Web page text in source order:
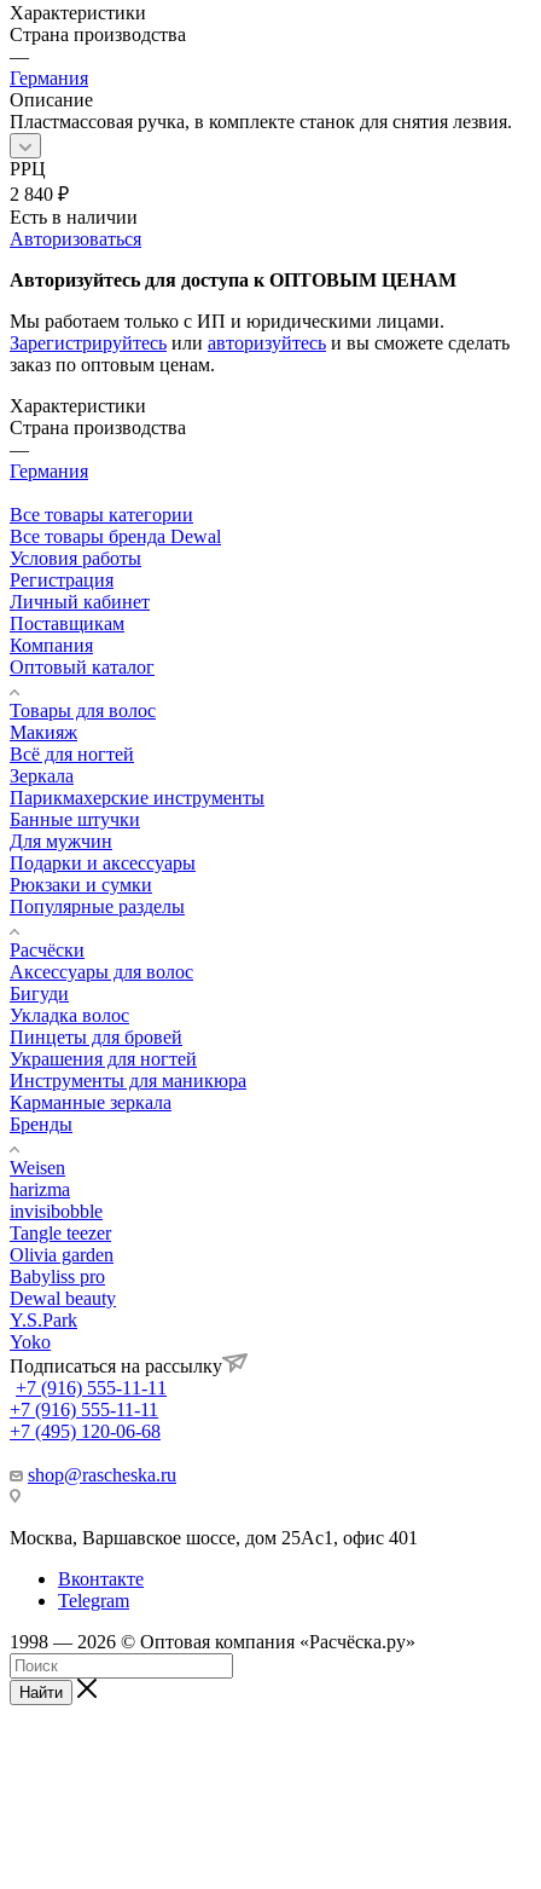
Характеристики
Страна производства
—
Германия
Описание
Пластмассовая ручка, в комплекте станок для снятия лезвия.
РРЦ
2 840 ₽
Есть в наличии
Авторизоваться
Авторизуйтесь для доступа к ОПТОВЫМ ЦЕНАМ
Мы работаем только с ИП и юридическими лицами.
Зарегистрируйтесь или авторизуйтесь и вы сможете сделать
заказ по оптовым ценам.
Характеристики
Страна производства
—
Германия
Все товары категории
Все товары бренда Dewal
Условия работы
Регистрация
Личный кабинет
Поставщикам
Компания
Оптовый каталог
Товары для волос
Макияж
Всё для ногтей
Зеркала
Парикмахерские инструменты
Банные штучки
Для мужчин
Подарки и аксессуары
Рюкзаки и сумки
Популярные разделы
Расчёски
Аксессуары для волос
Бигуди
Укладка волос
Пинцеты для бровей
Украшения для ногтей
Инструменты для маникюра
Карманные зеркала
Бренды
Weisen
harizma
invisibobble
Tangle teezer
Olivia garden
Babyliss pro
Dewal beauty
Y.S.Park
Yoko
Подписаться на рассылку
+7 (916) 555-11-11
+7 (916) 555-11-11
+7 (495) 120-06-68
shop@rascheska.ru
Москва, Варшавское шоссе, дом 25Аc1, офис 401
Вконтакте
Telegram
1998 — 2026 © Оптовая компания «Расчёска.ру»
Найти